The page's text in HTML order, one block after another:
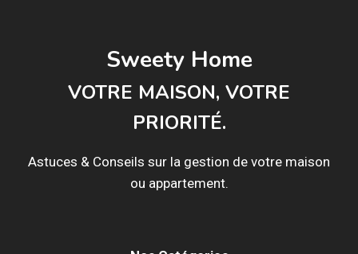
Sweety Home
VOTRE MAISON, VOTRE
PRIORITÉ.
Astuces & Conseils sur la gestion de votre maison
ou appartement.